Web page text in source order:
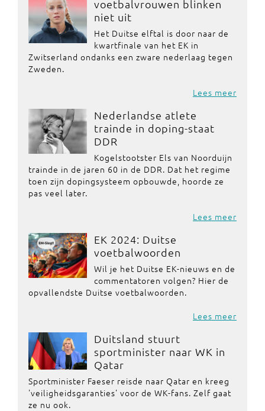
voetbalvrouwen blinken
niet uit
Het Duitse elftal is door naar de
kwartfinale van het EK in
Zwitserland ondanks een zware nederlaag tegen
Zweden.
Lees meer
Nederlandse atlete
trainde in doping-staat
DDR
Kogelstootster Els van Noorduijn
trainde in de jaren 60 in de DDR. Dat het regime
toen zijn dopingsysteem opbouwde, hoorde ze
pas veel later.
Lees meer
EK 2024: Duitse
voetbalwoorden
Wil je het Duitse EK-nieuws en de
commentatoren volgen? Hier de
opvallendste Duitse voetbalwoorden.
Lees meer
Duitsland stuurt
sportminister naar WK in
Qatar
Sportminister Faeser reisde naar Qatar en kreeg
'veiligheidsgaranties' voor de WK-fans. Zelf gaat
ze nu ook.